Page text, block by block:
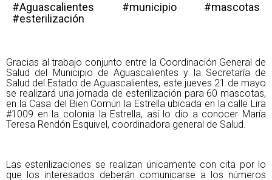
#Aguascalientes #municipio #mascotas
#esterilización
Gracias al trabajo conjunto entre la Coordinación General de
Salud del Municipio de Aguascalientes y la Secretaría de
Salud del Estado de Aguascalientes, este jueves 21 de mayo
se realizará una jornada de esterilización para 60 mascotas,
en la Casa del Bien Común la Estrella ubicada en la calle Lira
#1009 en la colonia la Estrella, así lo dio a conocer María
Teresa Rendón Esquivel, coordinadora general de Salud.
Las esterilizaciones se realizan únicamente con cita por lo
que los interesados deberán comunicarse a los números